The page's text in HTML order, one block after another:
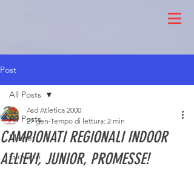
Post
All Posts
Master
Giovanili
All Posts
CAMPIONATI REGIONALI INDOOR
ALLIEVI, JUNIOR, PROMESSE!
Asd Atletica 2000
27 gen Tempo di lettura: 2 min